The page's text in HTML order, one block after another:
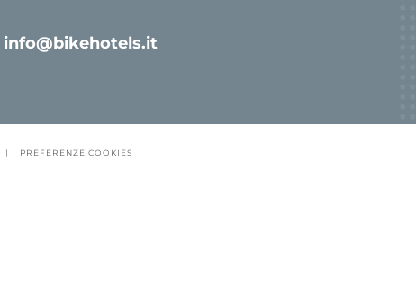
info@bikehotels.it
| PREFERENZE COOKIES